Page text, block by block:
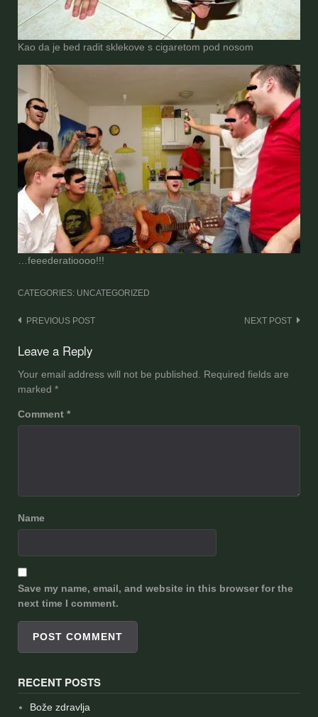
Kao da je bed radit sklekove s cigaretom pod nosom
…feeederatioooo!!!
CATEGORIES: UNCATEGORIZED
Post
navigation
PREVIOUS POST NEXT POST
Leave a Reply
Your email address will not be published. Required fields are
marked *
Comment *
Name
Save my name, email, and website in this browser for the
next time I comment.
RECENT POSTS
Bože zdravlja